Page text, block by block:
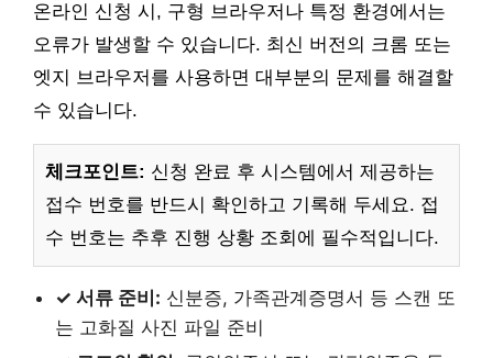
온라인 신청 시, 구형 브라우저나 특정 환경에서는
오류가 발생할 수 있습니다. 최신 버전의 크롬 또는
엣지 브라우저를 사용하면 대부분의 문제를 해결할
수 있습니다.
체크포인트: 신청 완료 후 시스템에서 제공하는
접수 번호를 반드시 확인하고 기록해 두세요. 접
수 번호는 추후 진행 상황 조회에 필수적입니다.
✓ 서류 준비: 신분증, 가족관계증명서 등 스캔 또
는 고화질 사진 파일 준비